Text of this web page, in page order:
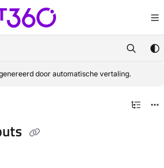
index at:https://docs.document360.com/
pages before exploring further.
door automatische vertaling.